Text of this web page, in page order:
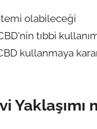
olabileceği
tıbbi
kullanmaya